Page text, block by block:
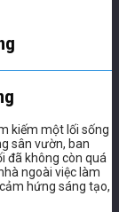
kiếm một lối sống
sân vườn, ban
đã không còn quá
ngoài việc làm
hứng sáng tạo,